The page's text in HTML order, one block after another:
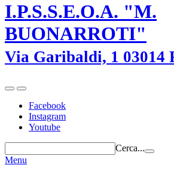
I.P.S.S.E.O.A. "M.
BUONARROTI"
Via Garibaldi, 1 03014
Facebook
Instagram
Youtube
Cerca...
Menu